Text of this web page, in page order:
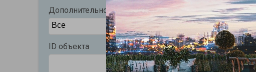
Дополнительно
ID объекта